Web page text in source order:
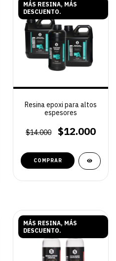
MÁS RESINA, MÁS
DESCUENTO.
Resina epoxi para altos
espesores
$14.000 $12.000
COMPRAR
MÁS RESINA, MÁS
DESCUENTO.